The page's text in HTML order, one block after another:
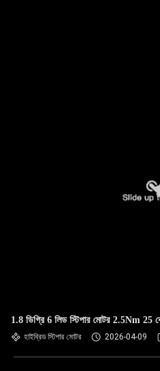
1.8 ডিগ্রি 6 লিড স্টিপার মোটর 2.5Nm 25
হাইব্রিড স্টিপার মোটর 2026-04-09